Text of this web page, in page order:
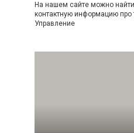
На нашем сайте можно
контактную информацию про
Управление